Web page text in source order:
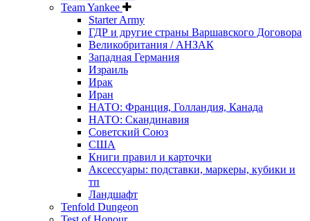
Team Yankee
Starter Army
ГДР и другие страны Варшавского Договора
Великобритания / АНЗАК
Западная Германия
Израиль
Ирак
Иран
НАТО: Франция, Голландия, Канада
НАТО: Скандинавия
Советский Союз
США
Книги правил и карточки
Аксессуары: подставки, маркеры, кубики и
тп
Ландшафт
Tenfold Dungeon